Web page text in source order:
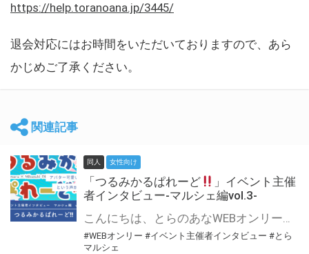
https://help.toranoana.jp/3445/
退会対応にはお時間をいただいておりますので、あら
かじめご了承ください。
関連記事
同人 女性向け
「つるみかるぱれーど
」イベント主催
者インタビュー-マルシェ編vol.3-
こんにちは、とらのあなWEBオンリー運営スタッフです。 新たにお届けする、イベント主催者インタビュー-マルシェ編-は、 とらのあなWEBオンリー「マルシェ」をご利用した主催様に 「マルシェ」を使って開催した感想や心がけをお聞きする企画です。 今回は、WEBオンリー初開催「つるみかるぱれーど
#WEBオンリー #イベント主催者インタビュー #とら
マルシェ